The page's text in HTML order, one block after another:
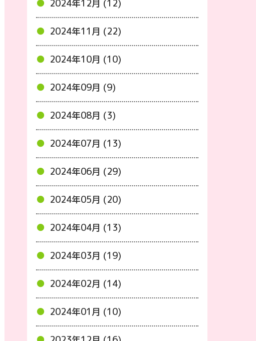
2024年12月 (12)
2024年11月 (22)
2024年10月 (10)
2024年09月 (9)
2024年08月 (3)
2024年07月 (13)
2024年06月 (29)
2024年05月 (20)
2024年04月 (13)
2024年03月 (19)
2024年02月 (14)
2024年01月 (10)